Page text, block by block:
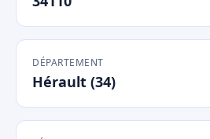
DÉPARTEMENT
Hérault (34)